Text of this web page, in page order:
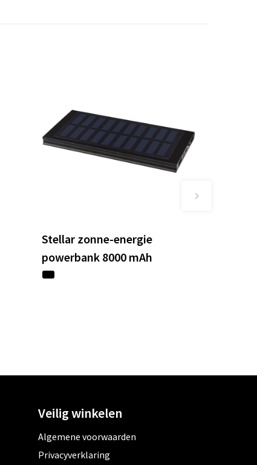
Stellar zonne-energie
powerbank 8000 mAh
Veilig winkelen
Algemene voorwaarden
Privacyverklaring